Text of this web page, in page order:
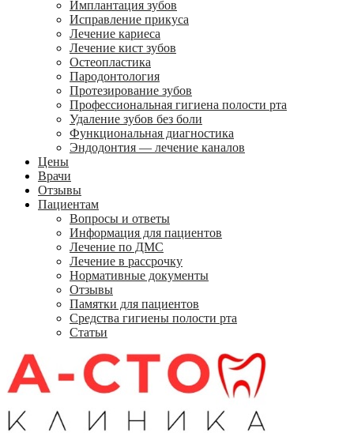
Имплантация зубов
Исправление прикуса
Лечение кариеса
Лечение кист зубов
Остеопластика
Пародонтология
Протезирование зубов
Профессиональная гигиена полости рта
Удаление зубов без боли
Функциональная диагностика
Эндодонтия — лечение каналов
Цены
Врачи
Отзывы
Пациентам
Вопросы и ответы
Информация для пациентов
Лечение по ДМС
Лечение в рассрочку
Нормативные документы
Отзывы
Памятки для пациентов
Средства гигиены полости рта
Статьи